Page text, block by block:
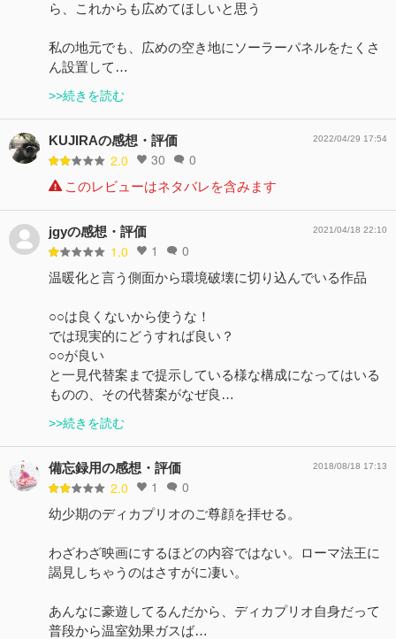
ら、これからも広めてほしいと思う
私の地元でも、広めの空き地にソーラーパネルをたくさ
ん設置して…
>>続きを読む
KUJIRAの感想・評価
2.0 30 0
2022/04/29 17:54
このレビューはネタバレを含みます
jgyの感想・評価
1.0 1 0
2021/04/18 22:10
温暖化と言う側面から環境破壊に切り込んでいる作品
○○は良くないから使うな！
では現実的にどうすれば良い？
○○が良い
と一見代替案まで提示している様な構成になってはいる
ものの、その代替案がなぜ良…
>>続きを読む
備忘録用の感想・評価
2.0 1 0
2018/08/18 17:13
幼少期のディカプリオのご尊顔を拝せる。
わざわざ映画にするほどの内容ではない。ローマ法王に
謁見しちゃうのはさすがに凄い。
あんなに豪遊してるんだから、ディカプリオ自身だって
普段から温室効果ガスば…